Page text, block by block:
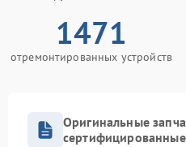
1471
отремонтированных устройств
Оригинальные